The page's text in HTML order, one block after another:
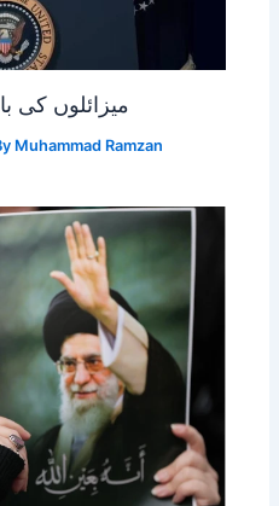
میزائلوں کی
Muhammad Ramzan